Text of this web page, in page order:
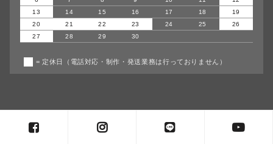
13
14 15 16 17 18
19
20
21 22 23 24 25
26
27
28 29 30
= 定休日（電話対応・制作・発送業務は行っておりません）
copyright© agumiiro all rights reserved.